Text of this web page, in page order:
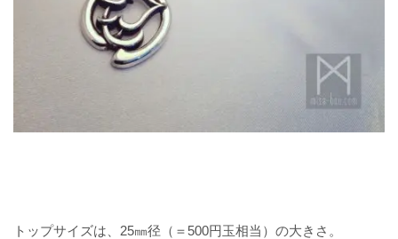
トップサイズは、25㎜径（＝500円玉相当）の大きさ。